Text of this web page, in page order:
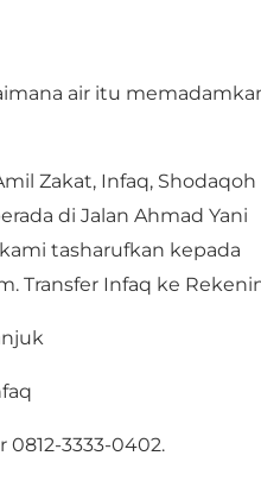
air itu
Zakat, Infaq, Shodaqoh
di Jalan Ahmad Yani
tasharufkan kepada
Transfer Infaq ke
3333-0402.